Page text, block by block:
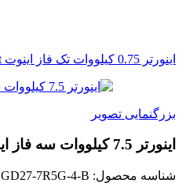
اينورتر 0.75 کیلووات تک فاز اینوت invt سری GD20
بزرگنمایی تصویر
اينورتر 7.5 کیلووات سه فاز اینوت invt سری GD27
شناسه محصول: GD27-7R5G-4-B